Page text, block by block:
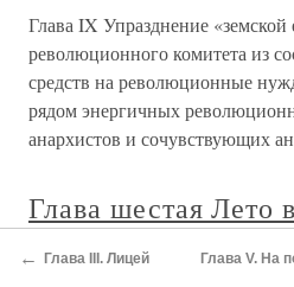
Глава IX Упразднение
революционного комитета из
средств на революционные
рядом энергичных
анархистов и сочувствующих
Глава шестая Лето
Глава шестая Лето в деревне В
← Глава III. Лицей Глава V. На